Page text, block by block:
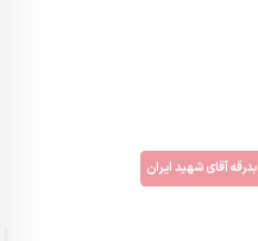
بدرقه آقای شهید ایران